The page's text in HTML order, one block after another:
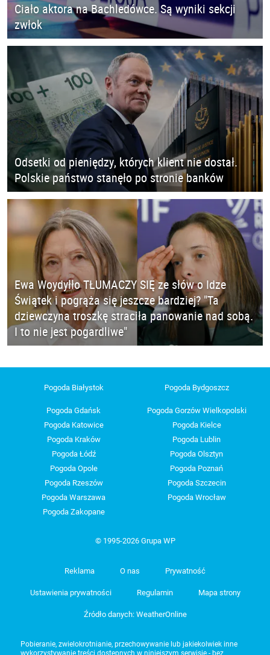
Ciało aktora na Bachledówce. Są wyniki sekcji
zwłok
Odsetki od pieniędzy, których klient nie dostał.
Polskie państwo stanęło po stronie banków
Ewa Woydyłło TŁUMACZY SIĘ ze słów o Idze
Świątek i pogrąża się jeszcze bardziej? "Ta
dziewczyna troszkę straciła panowanie nad sobą.
I to nie jest pogardliwe"
Pogoda Białystok Pogoda Bydgoszcz
Pogoda Gdańsk
Pogoda Gorzów Wielkopolski
Pogoda Katowice
Pogoda Kielce
Pogoda Kraków
Pogoda Lublin
Pogoda Łódź
Pogoda Olsztyn
Pogoda Opole
Pogoda Poznań
Pogoda Rzeszów
Pogoda Szczecin
Pogoda Warszawa
Pogoda Wrocław
Pogoda Zakopane
© 1995-2026 Grupa WP
Reklama O nas Prywatność
Ustawienia prywatności Regulamin Mapa strony
Źródło danych: WeatherOnline
Pobieranie, zwielokrotnianie, przechowywanie lub jakiekolwiek inne
wykorzystywanie treści dostępnych w niniejszym serwisie - bez